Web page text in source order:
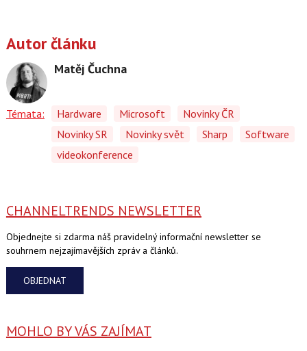
Autor článku
Matěj Čuchna
Témata: Hardware Microsoft
Novinky ČR
Novinky SR
Novinky svět Sharp
Software
videokonference
CHANNELTRENDS NEWSLETTER
Objednejte si zdarma náš pravidelný informační newsletter se
souhrnem nejzajímavějších zpráv a článků.
OBJEDNAT
MOHLO BY VÁS ZAJÍMAT